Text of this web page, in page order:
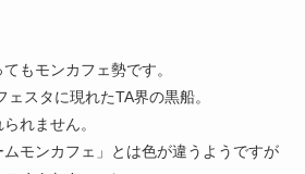
もモンカフェ勢です。
スタに現れたTA界の黒船。
れません。
モンカフェ」とは色が違うようですが